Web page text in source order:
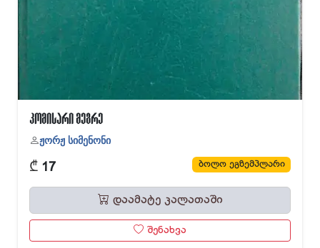
კომისარი მეგრე
ჟორჟ სიმენონი
₾ 17 ბოლო ეგზემპლარი
დაამატე კალათაში
შენახვა